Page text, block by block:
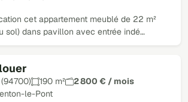
cet appartement meublé de 22 m²
sol) dans pavillon avec entrée indé…
190 m²
2 800 € / mois
le-Pont